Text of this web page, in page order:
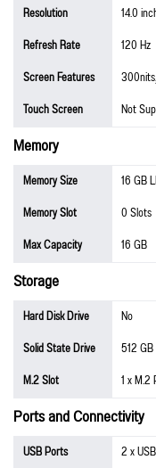
Resolution
14.0
Refresh Rate
120 Hz
Screen Features
Touch Screen
Not
Memory
Memory Size
16 GB
Memory Slot
0 Slots
Max Capacity
16 GB
Storage
Hard Disk Drive
No
Solid State Drive
512
M.2 Slot
1 x M.2
Ports and Connectivity
USB Ports
2 x